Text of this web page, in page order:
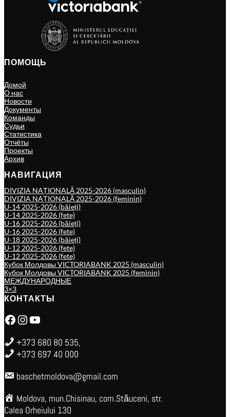
ПОМОЩЬ
Домой
О нас
Новости
Документы
Команды
Судьи
Статистика
Отчёты
Проекты
Архив
НАВИГАЦИЯ
DIVIZIA NAȚIONALĂ 2025-2026 (masculin)
DIVIZIA NAȚIONALĂ 2025-2026 (feminin)
U-14 2025-2026 (băieți)
U-14 2025-2026 (fete)
U-16 2025-2026 (băieți)
U-16 2025-2026 (fete)
U-18 2025-2026 (băieți)
U-12 2025-2026 (fete)
U-12 2025-2026 (fete)
Кубок Молдовы VICTORIABANK 2025 (masculin)
Кубок Молдовы VICTORIABANK 2025 (feminin)
МЕЖДУНАРОДНЫЕ
3×3
КОНТАКТЫ
Facebook Instagram YouTube
+373 680 80 535,
+373 697 40 000
baschetmoldova@gmail.com
Moldova, mun.Chisinau, com.Stăuceni, str.
Calea Orheiului 130